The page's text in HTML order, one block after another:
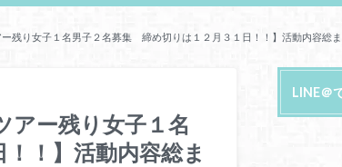
ー残り女子１名男子２名募集 締め切りは１２月３１日！！】活動内容総
アー残り女子１名
！】活動内容総ま
LINE＠